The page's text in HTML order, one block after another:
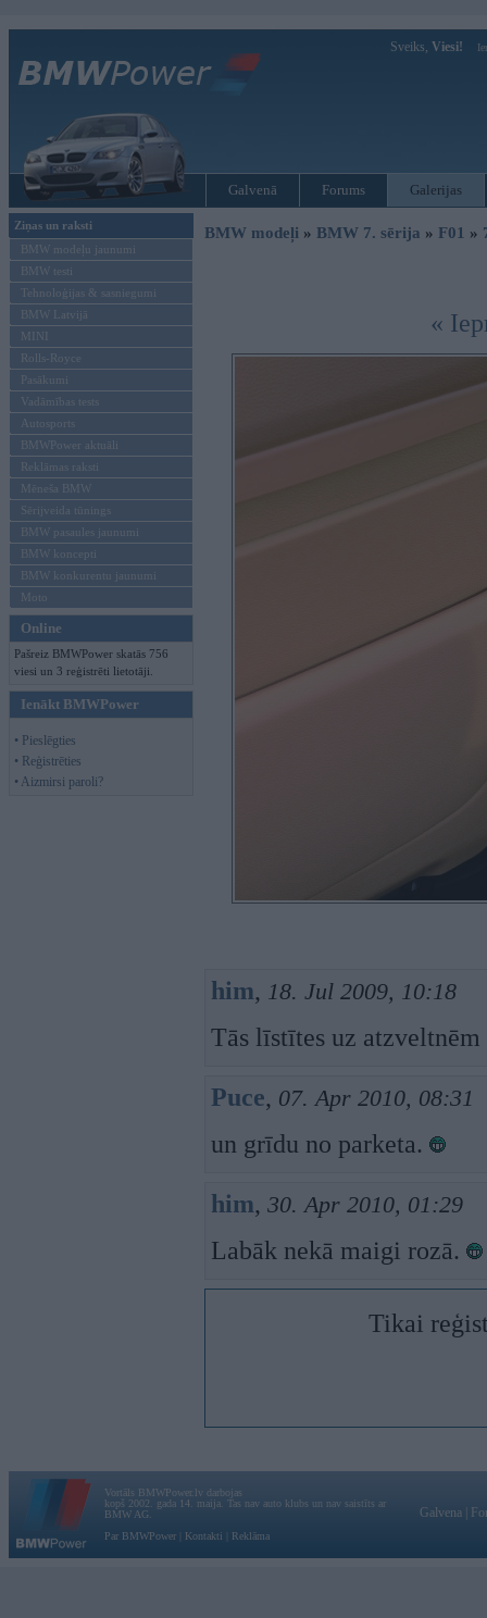
Sveiks, Viesi!
Galvenā Forums Galerijas
Ziņas un raksti
BMW modeļu jaunumi
BMW testi
Tehnoloģijas & sasniegumi
BMW Latvijā
MINI
Rolls-Royce
Pasākumi
Vadāmības tests
Autosports
BMWPower aktuāli
Reklāmas raksti
Mēneša BMW
Sērijveida tūnings
BMW pasaules jaunumi
BMW koncepti
BMW konkurentu jaunumi
Moto
Online
Pašreiz BMWPower skatās 756
viesi un 3 reģistrēti lietotāji.
Ienākt BMWPower
• Pieslēgties
• Reģistrēties
• Aizmirsi paroli?
BMW modeļi » BMW 7. sērija » F01 »
«
him, 18. Jul 2009, 10:18
Tās līstītes uz
Puce, 07. Apr 2010, 08:31
un grīdu no parketa.
him, 30. Apr 2010, 01:29
Labāk nekā maigi rozā.
Tikai
Vortāls BMWPower.lv darbojas
kopš 2002. gada 14. maija. Tas nav auto klubs un nav saistīts ar
BMW AG.
Par BMWPower
Kontakti Reklāma
Galvena